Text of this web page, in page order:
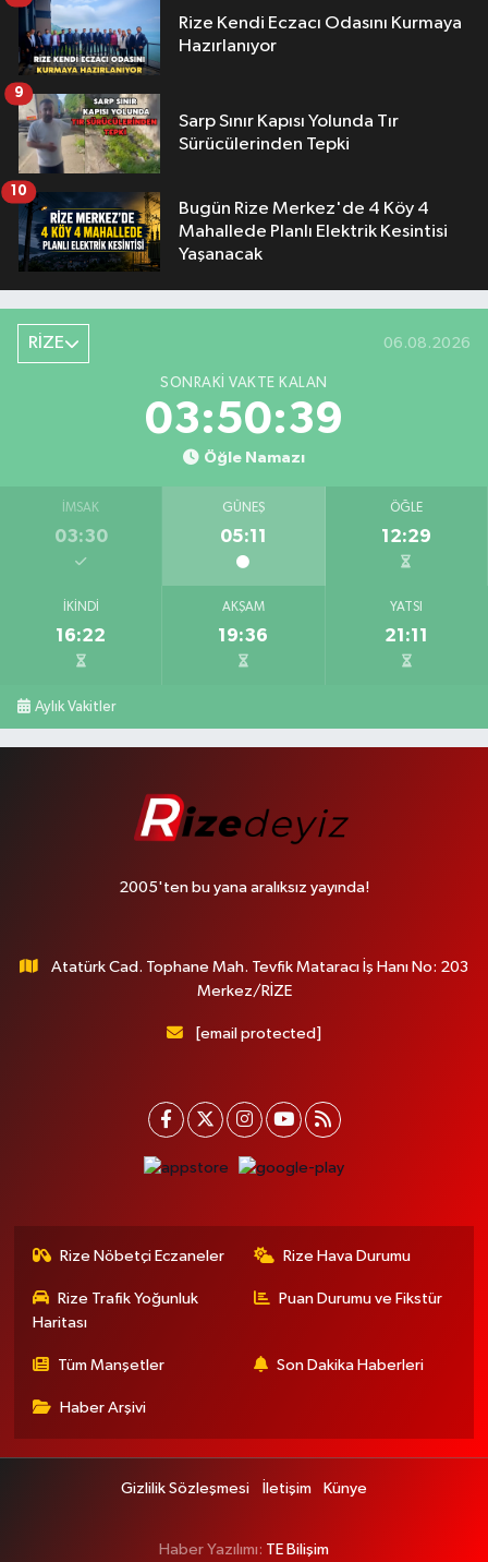
Rize Kendi Eczacı Odasını Kurmaya
Hazırlanıyor
Sarp Sınır Kapısı Yolunda Tır
Sürücülerinden Tepki
9
Bugün Rize Merkez'de 4 Köy 4
Mahallede Planlı Elektrik Kesintisi
Yaşanacak
10
RİZE 06.08.2026
SONRAKI VAKTE KALAN
03:50:38
Öğle Namazı
İMSAK
03:30
GÜNEŞ
05:11
ÖĞLE
12:29
İKINDI
16:22
AKŞAM
19:36
YATSI
21:11
Aylık Vakitler
2005'ten bu yana aralıksız yayında!
Atatürk Cad. Tophane Mah. Tevfik Mataracı İş Hanı No: 203
Merkez/RİZE
[email protected]
Rize Nöbetçi Eczaneler Rize Hava Durumu
Rize Trafik Yoğunluk
Haritası
Puan Durumu ve Fikstür
Tüm Manşetler Son Dakika Haberleri
Haber Arşivi
Gizlilik Sözleşmesi İletişim Künye
Haber Yazılımı: TE Bilişim